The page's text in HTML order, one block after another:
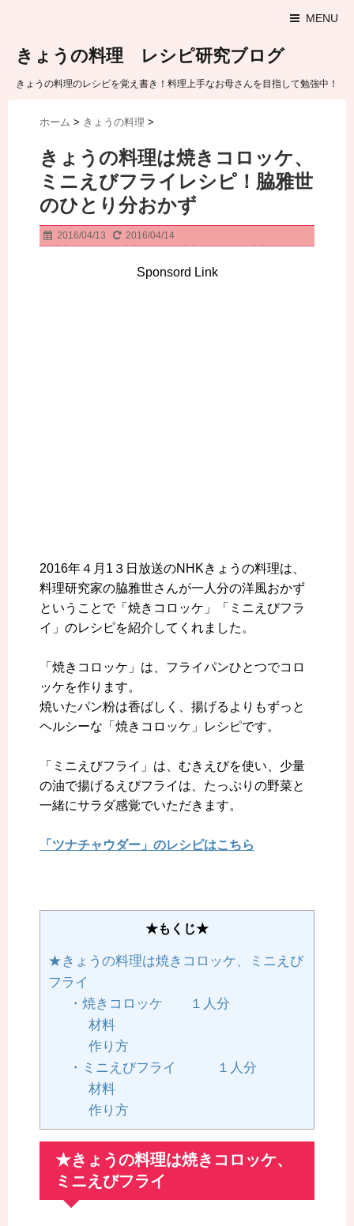
MENU
きょうの料理 レシピ研究ブログ
きょうの料理のレシピを覚え書き！料理上手なお母さんを目指して勉強中！
ホーム > きょうの料理 >
きょうの料理は焼きコロッケ、
ミニえびフライレシピ！脇雅世
のひとり分おかず
2016/04/13 2016/04/14
Sponsord Link
2016年４月1３日放送のNHKきょうの料理は、
料理研究家の脇雅世さんが一人分の洋風おかず
ということで「焼きコロッケ」「ミニえびフラ
イ」のレシピを紹介してくれました。
「焼きコロッケ」は、フライパンひとつでコロ
ッケを作ります。
焼いたパン粉は香ばしく、揚げるよりもずっと
ヘルシーな「焼きコロッケ」レシピです。
「ミニえびフライ」は、むきえびを使い、少量
の油で揚げるえびフライは、たっぷりの野菜と
一緒にサラダ感覚でいただきます。
「ツナチャウダー」のレシピはこちら
★もくじ★
★きょうの料理は焼きコロッケ、ミニえび
フライ
・焼きコロッケ １人分
材料
作り方
・ミニえびフライ １人分
材料
作り方
★きょうの料理は焼きコロッケ、
ミニえびフライ